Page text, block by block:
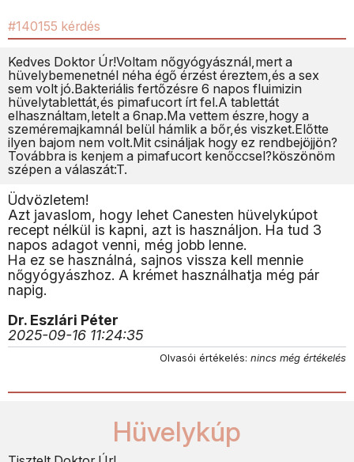
#140155 kérdés
Kedves Doktor Úr!Voltam nőgyógyásznál,mert a
hüvelybemenetnél néha égő érzést éreztem,és a sex
sem volt jó.Bakteriális fertőzésre 6 napos fluimizin
hüvelytablettát,és pimafucort írt fel.A tablettát
elhasználtam,letelt a 6nap.Ma vettem észre,hogy a
szeméremajkamnál belül hámlik a bőr,és viszket.Előtte
ilyen bajom nem volt.Mit csináljak hogy ez rendbejöjjön?
Továbbra is kenjem a pimafucort kenőccsel?köszönöm
szépen a válaszát:T.
Üdvözletem!
Azt javaslom, hogy lehet Canesten hüvelykúpot
recept nélkül is kapni, azt is használjon. Ha tud 3
napos adagot venni, még jobb lenne.
Ha ez se használná, sajnos vissza kell mennie
nőgyógyászhoz. A krémet használhatja még pár
napig.
Dr. Eszlári Péter
2025-09-16 11:24:35
Olvasói értékelés: nincs még értékelés
Hüvelykúp